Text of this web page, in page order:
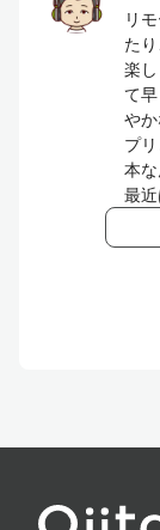
リ
た
楽
て
や
プ
本
最近